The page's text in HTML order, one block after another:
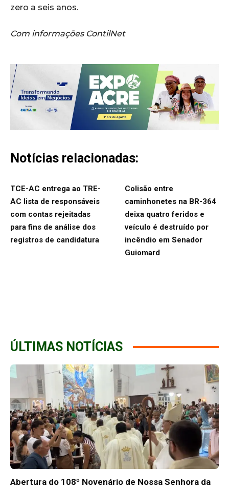
zero a seis anos.
Com informações ContilNet
Notícias relacionadas:
TCE-AC entrega ao TRE-
AC lista de responsáveis
com contas rejeitadas
para fins de análise dos
registros de candidatura
Colisão entre
caminhonetes na BR-364
deixa quatro feridos e
veículo é destruído por
incêndio em Senador
Guiomard
ÚLTIMAS NOTÍCIAS
Abertura do 108º Novenário de Nossa Senhora da